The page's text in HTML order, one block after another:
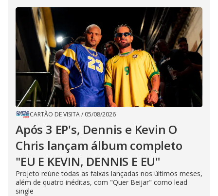
CARTÃO DE VISITA/ 05/08/2026
Após 3 EP's, Dennis e Kevin O
Chris lançam álbum completo
"EU E KEVIN, DENNIS E EU"
Projeto reúne todas as faixas lançadas nos últimos meses,
além de quatro inéditas, com "Quer Beijar" como lead
single